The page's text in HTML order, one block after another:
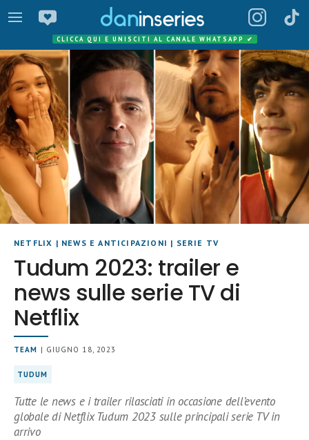
CLICCA QUI E UNISCITI AL CANALE WHATSAPP ✔
NETFLIX | NEWS E ANTICIPAZIONI | SERIE TV
Tudum 2023: trailer e
news sulle serie TV di
Netflix
TEAM | GIUGNO 18, 2023
TUDUM
Tutte le news e i trailer rilasciati in occasione dell’evento
globale di Netflix Tudum 2023 sulle principali serie TV in
arrivo